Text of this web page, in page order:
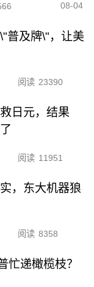
08-04
普及牌\"，让美
阅读 23390
日元，结果
阅读 11951
，东大机器狼
阅读 8358
忙递橄榄枝？